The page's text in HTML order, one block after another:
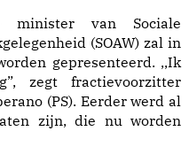
minister van Sociale
(SOAW) zal in
gepresenteerd. ,,Ik
zegt fractievoorzitter
(PS). Eerder werd al
zijn, die nu worden